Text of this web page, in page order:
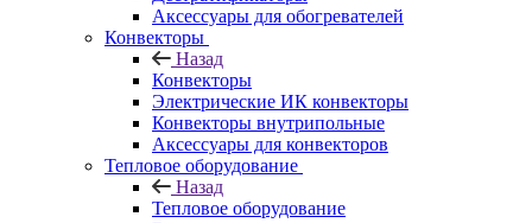
Аксессуары для обогревателей
Конвекторы
Назад
Конвекторы
Электрические ИК конвекторы
Конвекторы внутрипольные
Аксессуары для конвекторов
Тепловое оборудование
Назад
Тепловое оборудование